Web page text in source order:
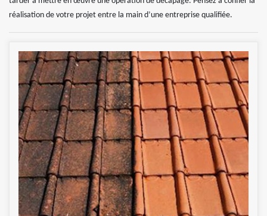
réalisation de votre projet entre la main d’une entreprise qualifiée.